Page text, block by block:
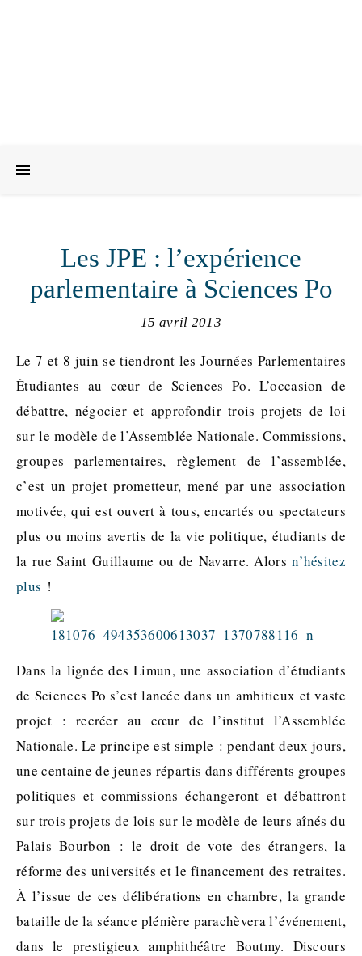
Les JPE : l’expérience
parlementaire à Sciences Po
15 avril 2013
Le 7 et 8 juin se tiendront les Journées Parlementaires
Étudiantes au cœur de Sciences Po. L’occasion de
débattre, négocier et approfondir trois projets de loi
sur le modèle de l’Assemblée Nationale. Commissions,
groupes parlementaires, règlement de l’assemblée,
c’est un projet prometteur, mené par une association
motivée, qui est ouvert à tous, encartés ou spectateurs
plus ou moins avertis de la vie politique, étudiants de
la rue Saint Guillaume ou de Navarre. Alorsn’hésitez
plus !
Dans la lignée des Limun, une association d’étudiants
de Sciences Po s’est lancée dans un ambitieux et vaste
projet : recréer au cœur de l’institut l’Assemblée
Nationale. Le principe est simple : pendant deux jours,
une centaine de jeunes répartis dans différents groupes
politiques et commissions échangeront et débattront
sur trois projets de lois sur le modèle de leurs aînés du
Palais Bourbon : le droit de vote des étrangers, la
réforme des universités et le financement des retraites.
À l’issue de ces délibérations en chambre, la grande
bataille de la séance plénière parachèvera l’événement,
dans le prestigieux amphithéâtre Boutmy. Discours